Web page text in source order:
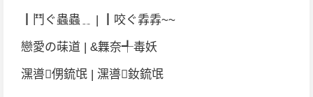
┃鬥ぐ蟲蟲﹎ | ┃咬ぐ掱掱~~
戀愛の菋道 | &橆奈╃毒妖
潶噵侽鋶氓 | 潶噵釹鋶氓